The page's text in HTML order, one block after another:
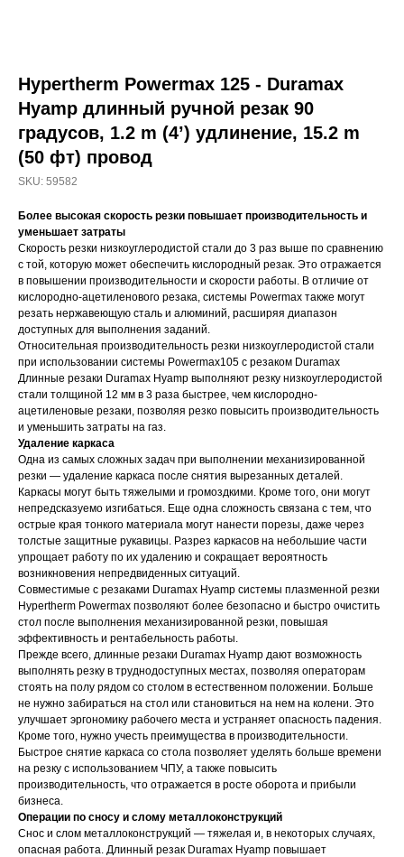
Hypertherm Powermax 125 - Duramax
Hyamp длинный ручной резак 90
градусов, 1.2 m (4’) удлинение, 15.2 m
(50 фт) провод
SKU: 59582
Более высокая скорость резки повышает производительность и
уменьшает затраты
Скорость резки низкоуглеродистой стали до 3 раз выше по сравнению
с той, которую может обеспечить кислородный резак. Это отражается
в повышении производительности и скорости работы. В отличие от
кислородно-ацетиленового резака, системы Powermax также могут
резать нержавеющую сталь и алюминий, расширяя диапазон
доступных для выполнения заданий.
Относительная производительность резки низкоуглеродистой стали
при использовании системы Powermax105 с резаком Duramax
Длинные резаки Duramax Hyamp выполняют резку низкоуглеродистой
стали толщиной 12 мм в 3 раза быстрее, чем кислородно-
ацетиленовые резаки, позволяя резко повысить производительность
и уменьшить затраты на газ.
Удаление каркаса
Одна из самых сложных задач при выполнении механизированной
резки — удаление каркаса после снятия вырезанных деталей.
Каркасы могут быть тяжелыми и громоздкими. Кроме того, они могут
непредсказуемо изгибаться. Еще одна сложность связана с тем, что
острые края тонкого материала могут нанести порезы, даже через
толстые защитные рукавицы. Разрез каркасов на небольшие части
упрощает работу по их удалению и сокращает вероятность
возникновения непредвиденных ситуаций.
Совместимые с резаками Duramax Hyamp системы плазменной резки
Hypertherm Powermax позволяют более безопасно и быстро очистить
стол после выполнения механизированной резки, повышая
эффективность и рентабельность работы.
Прежде всего, длинные резаки Duramax Hyamp дают возможность
выполнять резку в труднодоступных местах, позволяя операторам
стоять на полу рядом со столом в естественном положении. Больше
не нужно забираться на стол или становиться на нем на колени. Это
улучшает эргономику рабочего места и устраняет опасность падения.
Кроме того, нужно учесть преимущества в производительности.
Быстрое снятие каркаса со стола позволяет уделять больше времени
на резку с использованием ЧПУ, а также повысить
производительность, что отражается в росте оборота и прибыли
бизнеса.
Операции по сносу и слому металлоконструкций
Снос и слом металлоконструкций — тяжелая и, в некоторых случаях,
опасная работа. Длинный резак Duramax Hyamp повышает
МЕНЮ